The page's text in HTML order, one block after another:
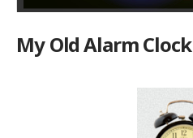
My Old Alarm Clock